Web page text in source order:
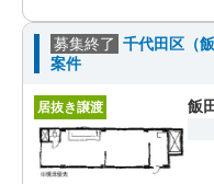
募集終了 千代田区（
案件
居抜き譲渡 飯